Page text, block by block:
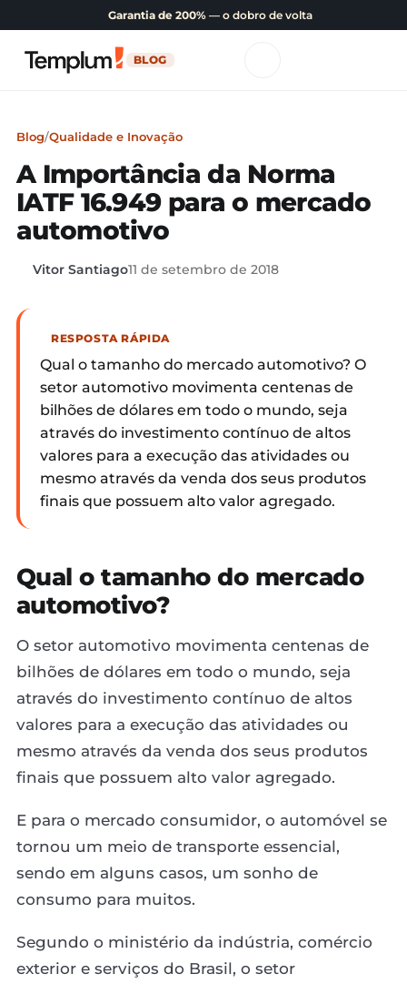
Garantia de 200% — o dobro de volta
BLOG
Blog/Qualidade e Inovação
A Importância da Norma
IATF 16.949 para o mercado
automotivo
Vitor Santiago11 de setembro de 2018
RESPOSTA RÁPIDA
Qual o tamanho do mercado automotivo? O
setor automotivo movimenta centenas de
bilhões de dólares em todo o mundo, seja
através do investimento contínuo de altos
valores para a execução das atividades ou
mesmo através da venda dos seus produtos
finais que possuem alto valor agregado.
Qual o tamanho do mercado
automotivo?
O setor automotivo movimenta centenas de
bilhões de dólares em todo o mundo, seja
através do investimento contínuo de altos
valores para a execução das atividades ou
mesmo através da venda dos seus produtos
finais que possuem alto valor agregado.
E para o mercado consumidor, o automóvel se
tornou um meio de transporte essencial,
sendo em alguns casos, um sonho de
consumo para muitos.
Segundo o ministério da indústria, comércio
exterior e serviços do Brasil, o setor